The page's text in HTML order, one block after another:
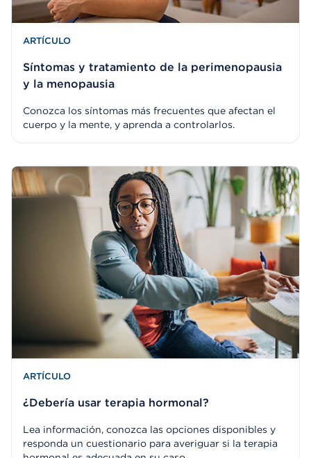
ARTÍCULO
Síntomas y tratamiento de la perimenopausia
y la menopausia
Conozca los síntomas más frecuentes que afectan el
cuerpo y la mente, y aprenda a controlarlos.
ARTÍCULO
¿Debería usar terapia hormonal?
Lea información, conozca las opciones disponibles y
responda un cuestionario para averiguar si la terapia